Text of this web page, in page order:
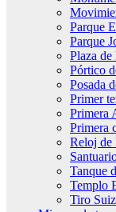
Parque
Parque
Plaza de
Pórtico
Posada
Primer
Primera
Primera
Reloj de
Tanque
Templo
Tiro